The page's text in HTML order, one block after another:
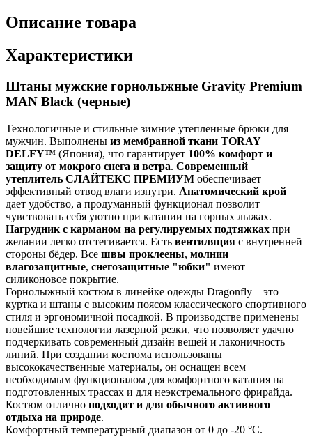
Описание товара
Характеристики
Штаны мужские горнолыжные Gravity Premium
MAN Black (черные)
Технологичные и стильные зимние утепленные брюки для
мужчин. Выполнены из мембранной ткани TORAY
DELFY™ (Япония), что гарантирует 100% комфорт и
защиту от мокрого снега и ветра. Современный
утеплитель СЛАЙТЕКС ПРЕМИУМ обеспечивает
эффективный отвод влаги изнутри. Анатомический крой
дает удобство, а продуманный функционал позволит
чувствовать себя уютно при катании на горных лыжах.
Нагрудник с карманом на регулируемых подтяжках при
желании легко отстегивается. Есть вентиляция с внутренней
стороны бёдер. Все швы проклеены, молнии
влагозащитные, снегозащитные "юбки" имеют
силиконовое покрытие.
Горнолыжный костюм в линейке одежды Dragonfly – это
куртка и штаны с высоким поясом классического спортивного
стиля и эргономичной посадкой. В производстве применены
новейшие технологии лазерной резки, что позволяет удачно
подчеркивать современный дизайн вещей и лаконичность
линий. При создании костюма использованы
высококачественные материалы, он оснащен всем
необходимым функционалом для комфортного катания на
подготовленных трассах и для неэкстремального фрирайда.
Костюм отлично подходит и для обычного активного
отдыха на природе.
Комфортный температурный диапазон от 0 до -20 °С.